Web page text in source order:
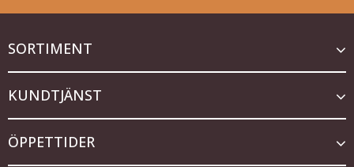
SORTIMENT
KUNDTJÄNST
ÖPPETTIDER